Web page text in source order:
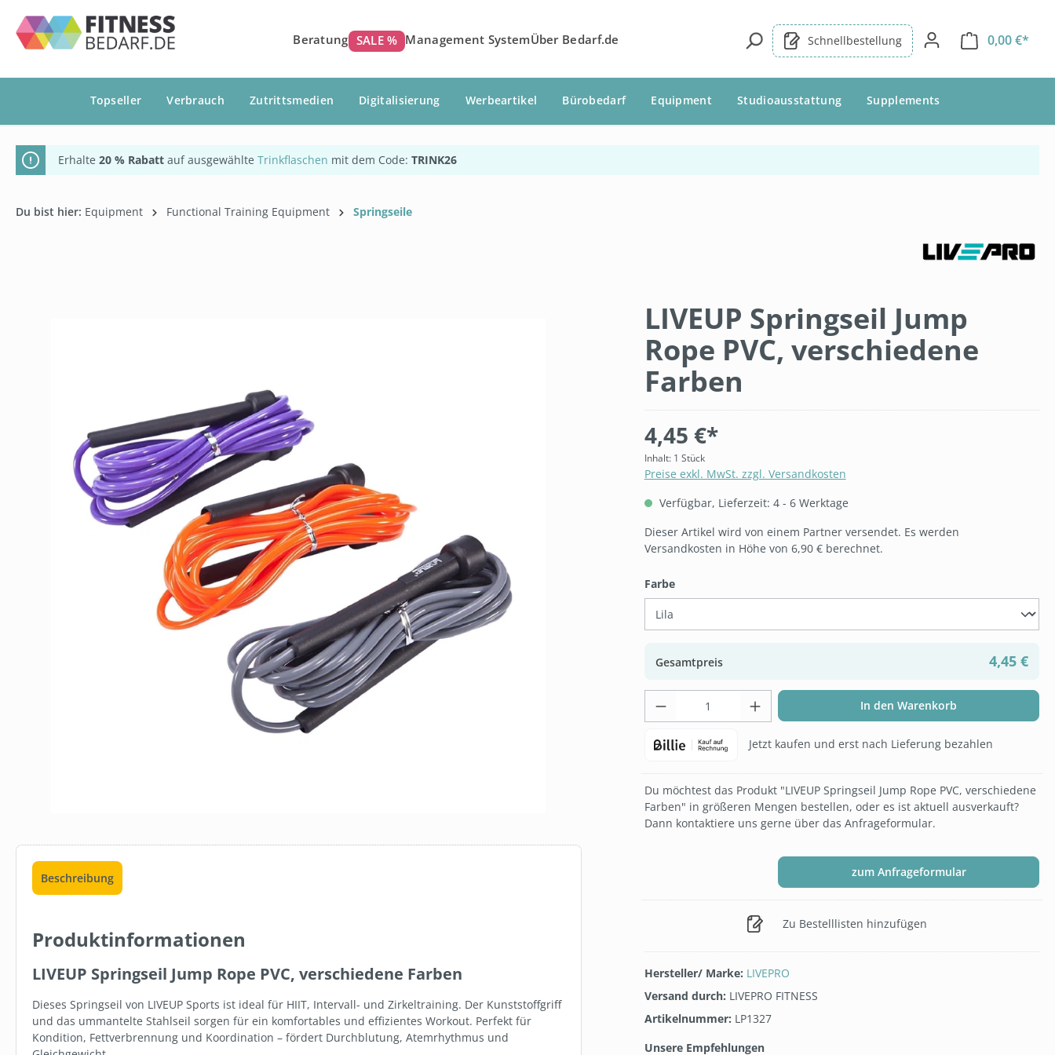
Zur Hauptnavigation springen
Beratung SALE % Management SystemÜber Bedarf.de Schnellbestellung 0,00 €*
Topseller Verbrauch Zutrittsmedien Digitalisierung Werbeartikel Bürobedarf Equipment Studioausstattung Supplements
Erhalte 20 % Rabatt auf ausgewählte Trinkflaschen mit dem Code: TRINK26
Du bist hier: Equipment Functional Training Equipment Springseile
Beschreibung
Produktinformationen
LIVEUP Springseil Jump Rope PVC, verschiedene Farben
Dieses Springseil von LIVEUP Sports ist ideal für HIIT, Intervall- und Zirkeltraining. Der Kunststoffgriff
und das ummantelte Stahlseil sorgen für ein komfortables und effizientes Workout. Perfekt für
Kondition, Fettverbrennung und Koordination – fördert Durchblutung, Atemrhythmus und
LIVEUP Springseil Jump
Rope PVC, verschiedene
Farben
4,45 €*
Inhalt: 1 Stück
Preise exkl. MwSt. zzgl. Versandkosten
Verfügbar, Lieferzeit: 4 - 6 Werktage
Dieser Artikel wird von einem Partner versendet. Es werden
Versandkosten in Höhe von 6,90 € berechnet.
Farbeauswählen
Gesamtpreis 4,45 €
Produkt Anzahl: Gib den gewünschten Wert
In den Warenkorb
Jetzt kaufen und erst nach Lieferung bezahlen
Du möchtest das Produkt "LIVEUP Springseil Jump Rope PVC, verschiedene
Farben" in größeren Mengen bestellen, oder es ist aktuell ausverkauft?
Dann kontaktiere uns gerne über das Anfrageformular.
zum Anfrageformular
Zu Bestelllisten hinzufügen
Hersteller/ Marke: LIVEPRO
Versand durch: LIVEPRO FITNESS
Artikelnummer: LP1327
Unsere Empfehlungen